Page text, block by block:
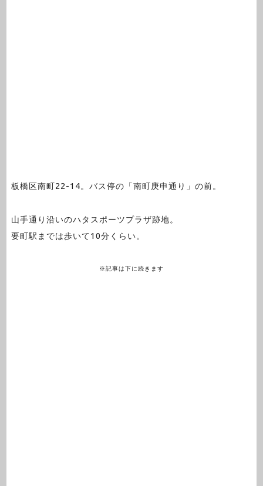
板橋区南町22-14。バス停の「南町庚申通り」の前。
山手通り沿いのハタスポーツプラザ跡地。
要町駅までは歩いて10分くらい。
※記事は下に続きます